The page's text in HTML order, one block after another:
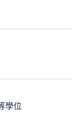
學位